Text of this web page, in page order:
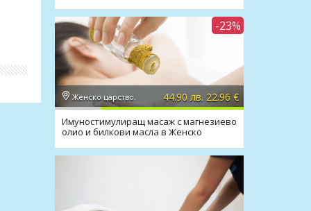
-23%
Женско царство. 44.90 лв. 22.96 €
Имуностимулиращ масаж с магнезиево
олио и билкови масла в Женско